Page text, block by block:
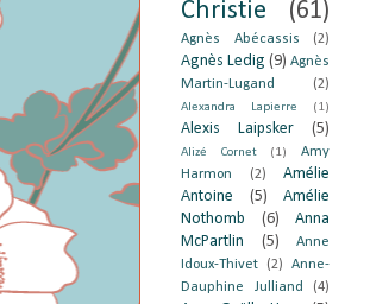
Christie
(61)
Agnès Abécassis (2)
Agnès Ledig (9) Agnès
Martin-Lugand
(2)
Alexandra Lapierre (1)
Alexis Laipsker (5)
Alizé Cornet (1)
Amy
Harmon
(2)
Amélie
Antoine
(5)
Amélie
Nothomb
(6)
Anna
McPartlin
(5)
Anne
Idoux-Thivet
(2)
Anne-
Dauphine Julliand
(4)